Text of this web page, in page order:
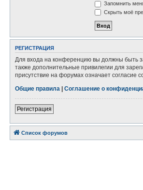
Запомнить
Скрыть моё
РЕГИСТРАЦИЯ
Для входа на конференцию вы должны быть
также дополнительные привилегии для
присутствие на форумах означает согласие
Общие правила | Соглашение о
Регистрация
Список форумов